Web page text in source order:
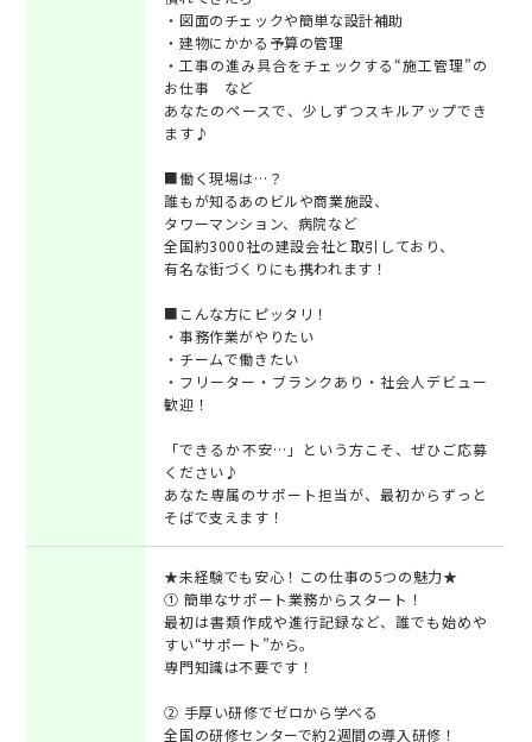
・図面のチェックや簡単な設計補助
・建物にかかる予算の管理
・工事の進み具合をチェックする“施工管理”の
お仕事 など
あなたのペースで、少しずつスキルアップでき
ます♪
■働く現場は…？
誰もが知るあのビルや商業施設、
タワーマンション、病院など
全国約3000社の建設会社と取引しており、
有名な街づくりにも携われます！
■こんな方にピッタリ！
・事務作業がやりたい
・チームで働きたい
・フリーター・ブランクあり・社会人デビュー
歓迎！
「できるか不安…」という方こそ、ぜひご応募
ください♪
あなた専属のサポート担当が、最初からずっと
そばで支えます！
★未経験でも安心！この仕事の5つの魅力★
① 簡単なサポート業務からスタート！
最初は書類作成や進行記録など、誰でも始めや
すい“サポート”から。
専門知識は不要です！
② 手厚い研修でゼロから学べる
全国の研修センターで約2週間の導入研修！